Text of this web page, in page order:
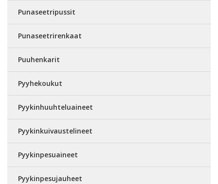
Punaseetripussit
Punaseetrirenkaat
Puuhenkarit
Pyyhekoukut
Pyykinhuuhteluaineet
Pyykinkuivaustelineet
Pyykinpesuaineet
Pyykinpesujauheet